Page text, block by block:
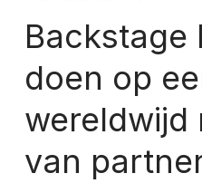
Backstage
doen op
wereldwijd
van